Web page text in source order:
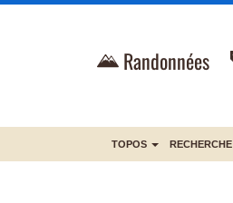
Randonnées
TOPOS RECHERCHE